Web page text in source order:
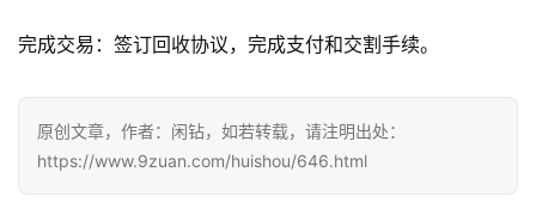
完成交易 ：签订回收协议，完成支付和交割手续。
原创文章，作者：闲钻，如若转载，请注明出处：
https://www.9zuan.com/huishou/646.html